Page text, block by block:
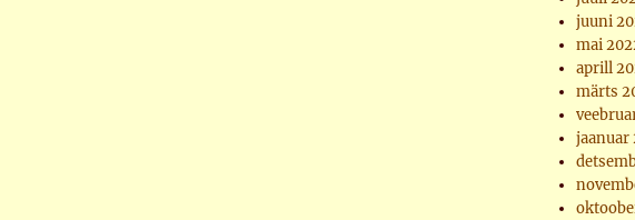
juuni
mai
aprill
märts
jaanuar